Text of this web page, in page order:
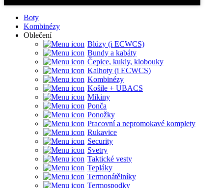
Boty
Kombinézy
Oblečení
Blůzy (i ECWCS)
Bundy a kabáty
Čepice, kukly, klobouky
Kalhoty (i ECWCS)
Kombinézy
Košile + UBACS
Mikiny
Ponča
Ponožky
Pracovní a nepromokavé komplety
Rukavice
Security
Svetry
Taktické vesty
Tepláky
Termonátělníky
Termospodky